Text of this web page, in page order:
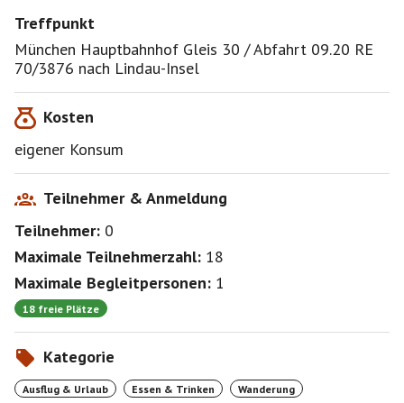
Wir fahren mit Nahverkehrszügen. Sollte jemand kein
49+x-Euro-Ticket besitzen, bitte auf der Pinnwand
wegen eines Bauerntickets oder anderen geeigneten
Gruppentickets koordinieren.
Disklamierer: Jede/R geht auf eigene Verantwortung
mit. Bitte festes Schuhwerk mitbringen und die
Baumwurzeln auf den Waldwegen beachten! ich
übernehme keine Haftung für Personenschäden. :-)
Alexander
Treffpunkt
München Hauptbahnhof Gleis 30 / Abfahrt 09.20 RE
70/3876 nach Lindau-Insel
Kosten
eigener Konsum
Teilnehmer & Anmeldung
Teilnehmer: 0
Maximale Teilnehmerzahl: 18
Maximale Begleitpersonen: 1
18 freie Plätze
Kategorie
Ausflug & Urlaub Essen & Trinken Wanderung